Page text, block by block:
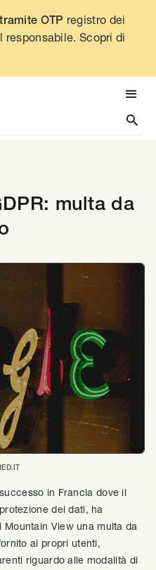
OTP registro dei
Scopri di

multa da
in Francia dove il
dei dati, ha
View una multa da
ai propri utenti,
riguardo alle modalità di